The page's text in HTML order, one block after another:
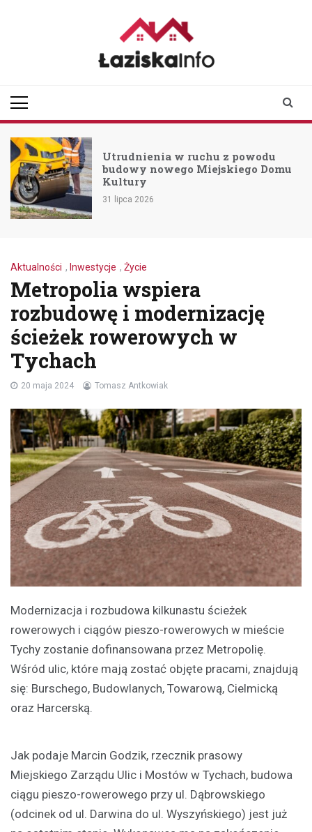
Utrudnienia w ruchu z powodu
budowy nowego Miejskiego Domu
Kultury
31 lipca 2026
Aktualności , Inwestycje , Życie
Metropolia wspiera
rozbudowę i modernizację
ścieżek rowerowych w
Tychach
20 maja 2024 Tomasz Antkowiak
Modernizacja i rozbudowa kilkunastu ścieżek
rowerowych i ciągów pieszo-rowerowych w mieście
Tychy zostanie dofinansowana przez Metropolię.
Wśród ulic, które mają zostać objęte pracami, znajdują
się: Burschego, Budowlanych, Towarową, Cielmicką
oraz Harcerską.
Jak podaje Marcin Godzik, rzecznik prasowy
Miejskiego Zarządu Ulic i Mostów w Tychach, budowa
ciągu pieszo-rowerowego przy ul. Dąbrowskiego
(odcinek od ul. Darwina do ul. Wyszyńskiego) jest już